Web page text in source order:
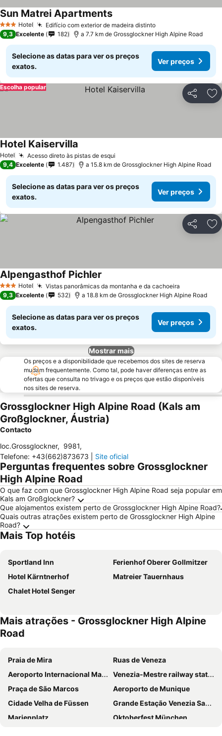
3 EstrelasHotel Edifício com exterior de madeira distinto
Sun Matrei Apartments
9,3 Excelente 182 a 7.7 km de Grossglockner High Alpine Road
Selecione as datas para ver os preços
exatos.
Ver preços
Partilhar
Escolha popular
Hotel Acesso direto às pistas de esqui
Hotel Kaiservilla
9,4 Excelente 1.487 a 15.8 km de Grossglockner High Alpine Road
Selecione as datas para ver os preços
exatos.
Ver preços
Partilhar
3 EstrelasHotel Vistas panorâmicas da montanha e da cachoeira
Alpengasthof Pichler
9,3 Excelente 532 a 18.8 km de Grossglockner High Alpine Road
Selecione as datas para ver os preços
exatos.
Ver preços
Mostrar mais
Os preços e a disponibilidade que recebemos dos sites de reserva
mudam frequentemente. Como tal, pode haver diferenças entre as
ofertas que consulta no trivago e os preços que estão disponíveis
nos sites de reserva.
Grossglockner High Alpine Road (Kals am
Großglockner, Áustria)
Contacto
loc.Grossglockner, 9981,
Telefone: +43(662)873673 Site oficial
Perguntas frequentes sobre Grossglockner
High Alpine Road
O que faz com que Grossglockner High Alpine Road seja popular em
Kals am Großglockner?
Que alojamentos existem perto de Grossglockner High Alpine Road?
Quais outras atrações existem perto de Grossglockner High Alpine
Road?
Mais Top hotéis
Sportland Inn
Ferienhof Oberer Gollmitzer
Hotel Kärntnerhof
Matreier Tauernhaus
Chalet Hotel Senger
Mais atrações - Grossglockner High Alpine
Road
Praia de Mira
Ruas de Veneza
Aeroporto Internacional Marco Polo
Venezia-Mestre railway station
Praça de São Marcos
Aeroporto de Munique
Cidade Velha de Füssen
Grande Estação Venezia Santa Lucia
Marienplatz
Oktoberfest München